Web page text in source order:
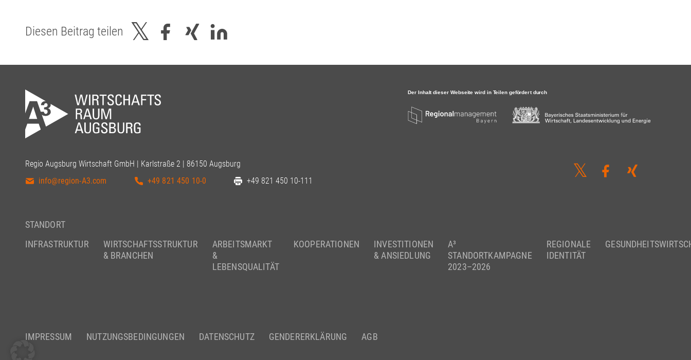
Diesen Beitrag teilen
Regio Augsburg Wirtschaft GmbH | Karlstraße 2 | 86150 Augsburg
info@region-A3.com
+49 821 450 10-0 +49 821 450 10-111
STANDORT
INFRASTRUKTUR
WIRTSCHAFTSSTRUKTUR
& BRANCHEN
ARBEITSMARKT
&
LEBENSQUALITÄT
KOOPERATIONEN
INVESTITIONEN
& ANSIEDLUNG
A³
STANDORTKAMPAGNE
2023–2026
REGIONALE
IDENTITÄT
IMPRESSUM NUTZUNGSBEDINGUNGEN DATENSCHUTZ GENDERERKLÄRUNG AGB